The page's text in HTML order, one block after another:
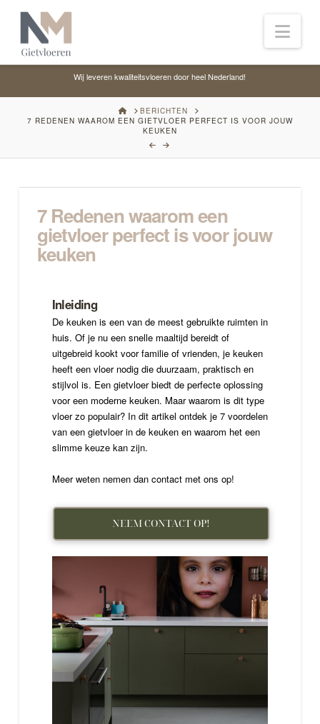
Wij leveren kwaliteitsvloeren door heel Nederland!
HOMEBERICHTEN
7 REDENEN WAAROM EEN GIETVLOER PERFECT IS VOOR JOUW
KEUKEN
7 Redenen waarom een
gietvloer perfect is voor jouw
keuken
Inleiding
De keuken is een van de meest gebruikte ruimten in
huis. Of je nu een snelle maaltijd bereidt of
uitgebreid kookt voor familie of vrienden, je keuken
heeft een vloer nodig die duurzaam, praktisch en
stijlvol is. Een gietvloer biedt de perfecte oplossing
voor een moderne keuken. Maar waarom is dit type
vloer zo populair? In dit artikel ontdek je 7 voordelen
van een gietvloer in de keuken en waarom het een
slimme keuze kan zijn.
Meer weten nemen dan contact met ons op!
NEEM CONTACT OP!